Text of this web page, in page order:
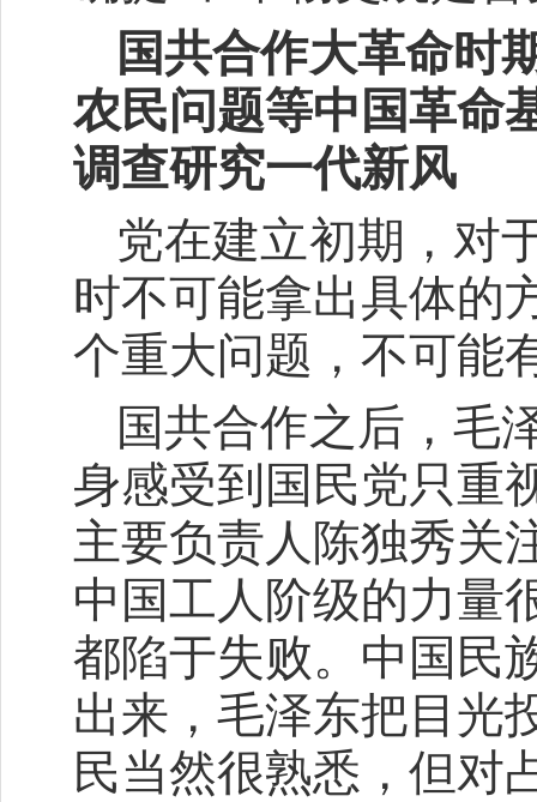
国共合作大革命时
农民问题等中国革命
调查研究一代新风
党在建立初期，对
时不可能拿出具体的
个重大问题，不可能
国共合作之后，毛
身感受到国民党只重
主要负责人陈独秀关
中国工人阶级的力量
都陷于失败。中国民
出来，毛泽东把目光
民当然很熟悉，但对